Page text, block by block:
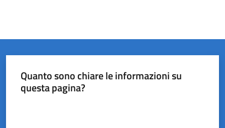
Quanto sono chiare le informazioni su
questa pagina?